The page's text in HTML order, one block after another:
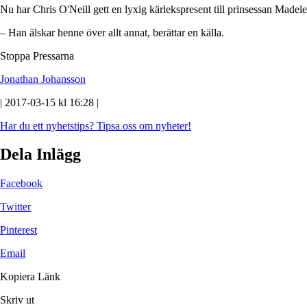
Nu har Chris O'Neill gett en lyxig kärlekspresent till prinsessan
– Han älskar henne över allt annat, berättar en källa.
Stoppa Pressarna
Jonathan Johansson
| 2017-03-15 kl 16:28 |
Har du ett nyhetstips? Tipsa oss om nyheter!
Dela Inlägg
Facebook
Twitter
Pinterest
Email
Kopiera Länk
Skriv ut